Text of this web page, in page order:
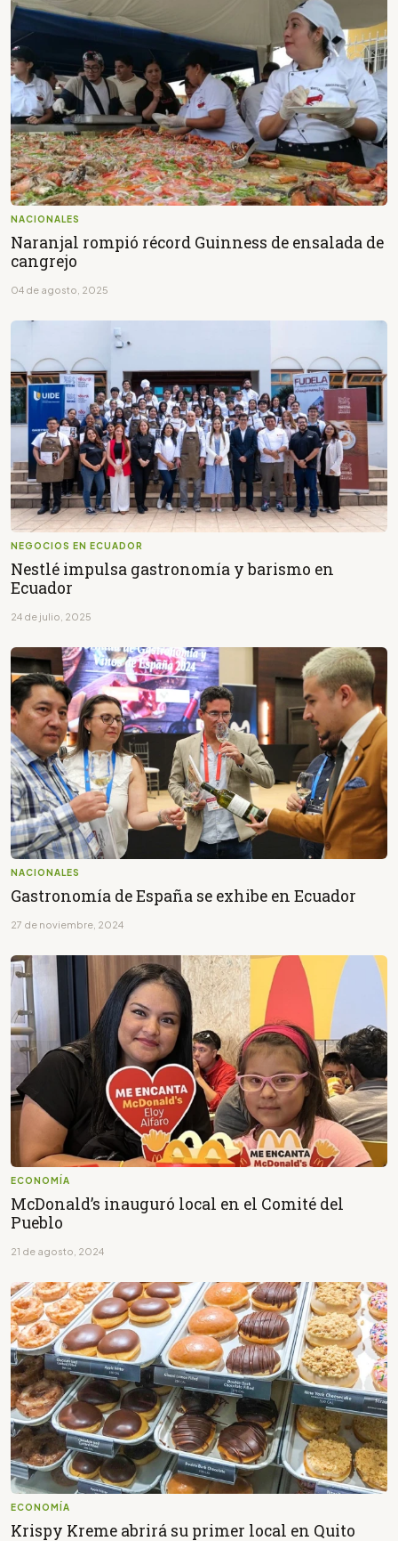
NACIONALES
Naranjal rompió récord Guinness de ensalada de
cangrejo
04 de agosto, 2025
NEGOCIOS EN ECUADOR
Nestlé impulsa gastronomía y barismo en
Ecuador
24 de julio, 2025
NACIONALES
Gastronomía de España se exhibe en Ecuador
27 de noviembre, 2024
ECONOMÍA
McDonald’s inauguró local en el Comité del
Pueblo
21 de agosto, 2024
ECONOMÍA
Krispy Kreme abrirá su primer local en Quito